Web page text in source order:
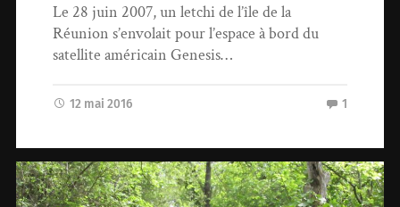
Le 28 juin 2007, un letchi de l’île de la
Réunion s’envolait pour l’espace à bord du
satellite américain Genesis…
12 mai 2016 1